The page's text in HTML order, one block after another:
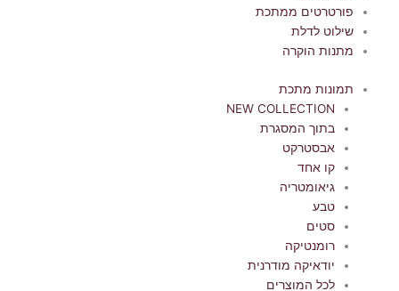
פורטרטים ממתכת
שילוט לדלת
מתנות הוקרה
תמונות מתכת
NEW COLLECTION
בתוך המסגרת
אבסטרקט
קו אחד
גיאומטריה
טבע
סטים
רומנטיקה
יודאיקה מודרנית
לכל המוצרים